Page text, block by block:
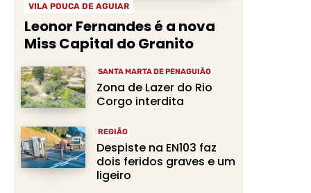
VILA POUCA DE AGUIAR
Leonor Fernandes é a nova
Miss Capital do Granito
SANTA MARTA DE PENAGUIÃO
Zona de Lazer do Rio
Corgo interdita
REGIÃO
Despiste na EN103 faz
dois feridos graves e um
ligeiro